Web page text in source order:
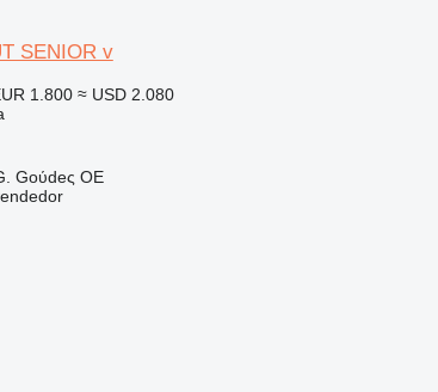
SENIOR v
1.800 ≈ USD 2.080
Goύdeς OE